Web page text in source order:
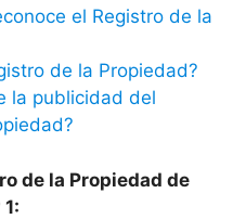
el Registro de la
de la Propiedad?
la publicidad del
de la Propiedad de